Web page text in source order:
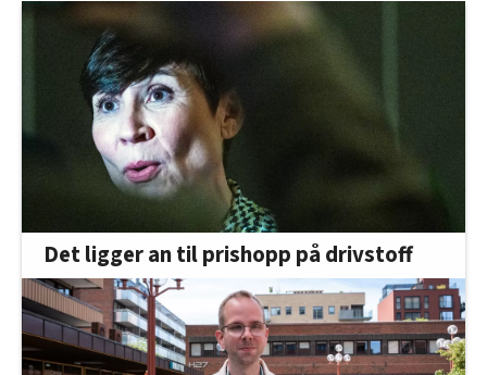
Det ligger an til prishopp på drivstoff